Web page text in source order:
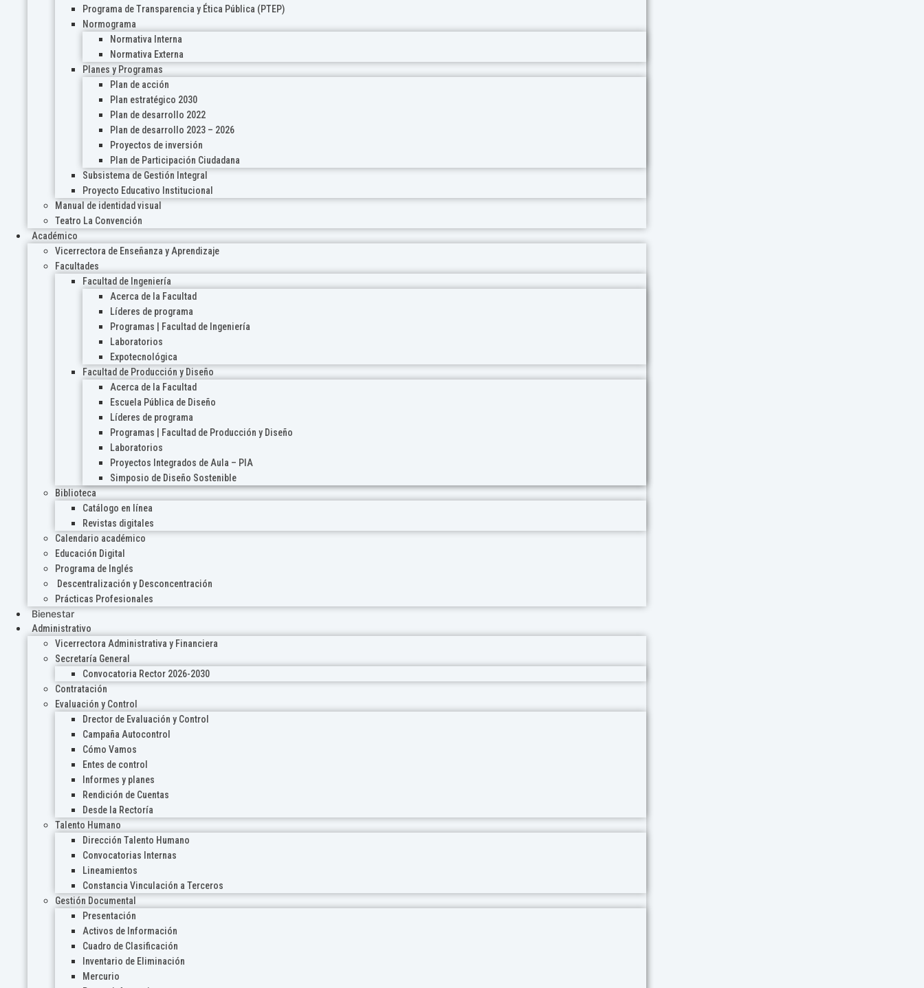
Programa de Transparencia y Ética Pública (PTEP)
Normograma
Normativa Interna
Normativa Externa
Planes y Programas
Plan de acción
Plan estratégico 2030
Plan de desarrollo 2022
Plan de desarrollo 2023 – 2026
Proyectos de inversión
Plan de Participación Ciudadana
Subsistema de Gestión Integral
Proyecto Educativo Institucional
Manual de identidad visual
Teatro La Convención
Académico
Vicerrectora de Enseñanza y Aprendizaje
Facultades
Facultad de Ingeniería
Acerca de la Facultad
Líderes de programa
Programas | Facultad de Ingeniería
Laboratorios
Expotecnológica
Facultad de Producción y Diseño
Acerca de la Facultad
Escuela Pública de Diseño
Líderes de programa
Programas | Facultad de Producción y Diseño
Laboratorios
Proyectos Integrados de Aula – PIA
Simposio de Diseño Sostenible
Biblioteca
Catálogo en línea
Revistas digitales
Calendario académico
Educación Digital
Programa de Inglés
Descentralización y Desconcentración
Prácticas Profesionales
Bienestar
Administrativo
Vicerrectora Administrativa y Financiera
Secretaría General
Convocatoria Rector 2026-2030
Contratación
Evaluación y Control
Drector de Evaluación y Control
Campaña Autocontrol
Cómo Vamos
Entes de control
Informes y planes
Rendición de Cuentas
Desde la Rectoría
Talento Humano
Dirección Talento Humano
Convocatorias Internas
Lineamientos
Constancia Vinculación a Terceros
Gestión Documental
Presentación
Activos de Información
Cuadro de Clasificación
Inventario de Eliminación
Mercurio